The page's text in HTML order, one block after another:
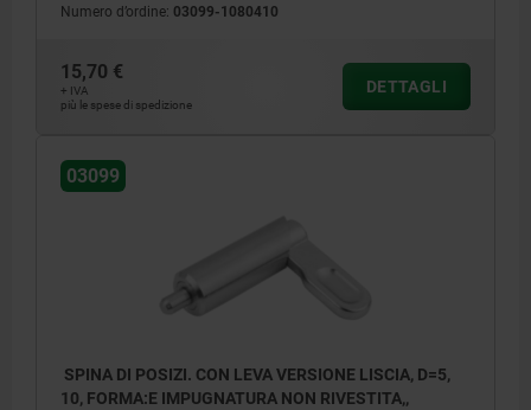
Forma E: impugnatura non verniciata, corpo
liscio
Numero d’ordine: 03099-1080410
15,70 €
+ IVA
più le spese di spedizione
DETTAGLI
03099
SPINA DI POSIZI. CON LEVA VERSIONE LISCIA, D=5,
10, FORMA:E IMPUGNATURA NON RIVESTITA,,